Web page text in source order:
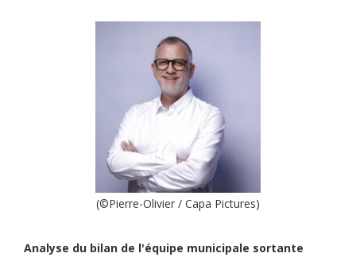
(©Pierre-Olivier / Capa Pictures)
Analyse du bilan de l'équipe municipale sortante